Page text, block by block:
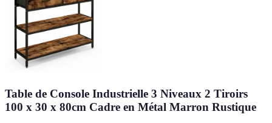
Table de Console Industrielle 3 Niveaux 2 Tiroirs
100 x 30 x 80cm Cadre en Métal Marron Rustique